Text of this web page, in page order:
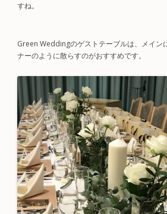
すね。
Green Weddingのゲストテーブルは、メイン
ナーのように散らすのがおすすめです。